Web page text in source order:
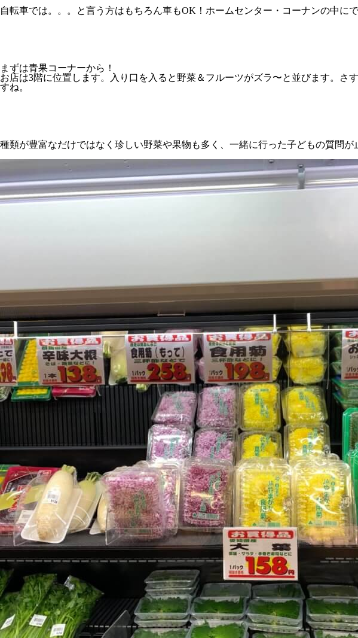
自転車では。。。と言う方はもちろん車もOK！ホームセンター・コーナンの中に
まずは青果コーナーから！
お店は3階に位置します。入り口を入ると野菜＆フルーツがズラ〜と並びます。
すね。
種類が豊富なだけではなく珍しい野菜や果物も多く、一緒に行った子どもの質問